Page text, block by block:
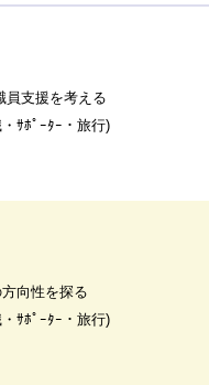
員支援を考える
ｻﾎﾟｰﾀｰ・旅行)
向性を探る
ｻﾎﾟｰﾀｰ・旅行)